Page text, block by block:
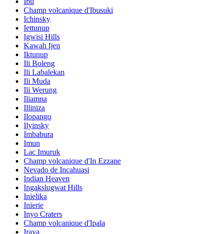
Champ volcanique d'Ibusuki
Ichinsky
Iettunup
Igwisi Hills
Kawah Ijen
Iktunup
Ili Boleng
Ili Labalekan
Ili Muda
Ili Werung
Iliamna
Illiniza
Ilopango
Ilyinsky
Imbabura
Imun
Lac Imuruk
Champ volcanique d'In Ezzane
Nevado de Incahuasi
Indian Heaven
Ingakslugwat Hills
Inielika
Inierie
Inyo Craters
Champ volcanique d'Ipala
Iraya